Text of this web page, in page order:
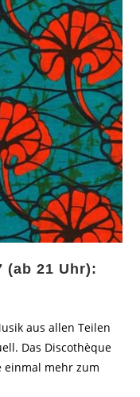
(ab 21 Uhr):
aus allen Teilen
Das Discothèque
einmal mehr zum